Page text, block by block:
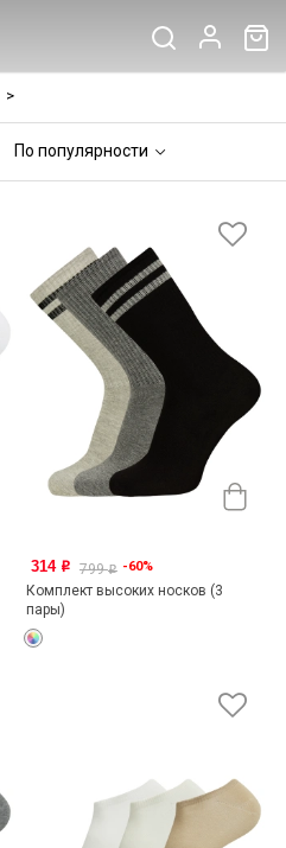
>
По популярности
314 o 799o -60%
Комплект высоких носков (3
пары)